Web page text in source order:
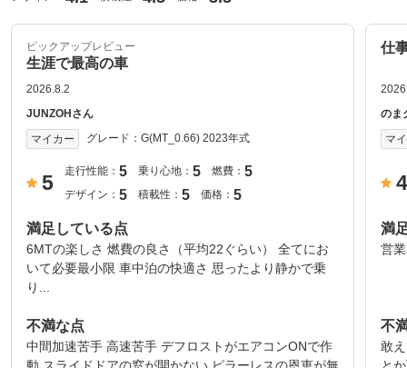
ピックアップレビュー
生涯で最高の車
2026.8.2
JUNZOHさん
マイカー
グレード： G(MT_0.66) 2023年式
5
走行性能： 5 乗り心地： 5 燃費： 5
デザイン： 5 積載性： 5 価格： 5
満足している点
6MTの楽しさ 燃費の良さ（平均22ぐらい） 全てにお
いて必要最小限 車中泊の快適さ 思ったより静かで乗
り...
不満な点
中間加速苦手 高速苦手 デフロストがエアコンONで作
動 スライドドアの窓が開かない ピラーレスの恩恵が無
仕
のま
マ
満
営
不
敢
と